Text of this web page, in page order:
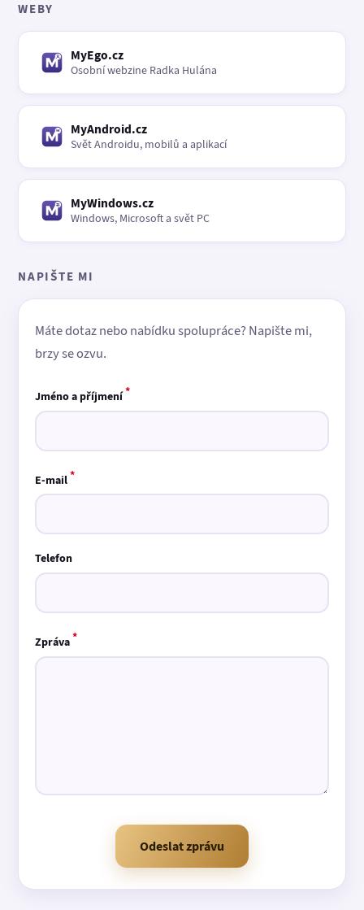
WEBY
MyEgo.cz
Osobní webzine Radka Hulána
MyAndroid.cz
Svět Androidu, mobilů a aplikací
MyWindows.cz
Windows, Microsoft a svět PC
NAPIŠTE MI
Máte dotaz nebo nabídku spolupráce? Napište mi,
brzy se ozvu.
Jméno a příjmení*
E-mail*
Telefon
Zpráva*
Odeslat zprávu